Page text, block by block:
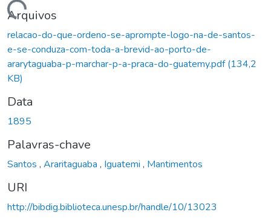
Carregando...
Arquivos
relacao-do-que-ordeno-se-aprompte-logo-na-de-santos-
e-se-conduza-com-toda-a-brevid-ao-porto-de-
ararytaguaba-p-marchar-p-a-praca-do-guatemy.pdf(134,2
KB)
Data
1895
Palavras-chave
Santos , Araritaguaba , Iguatemi , Mantimentos
URI
http://bibdig.biblioteca.unesp.br/handle/10/13023